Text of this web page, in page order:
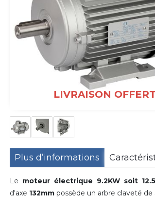
LIVRAISON
Plus d’informations
Le moteur électrique 9.2KW soit
d'axe 132mm possède un arbre claveté de